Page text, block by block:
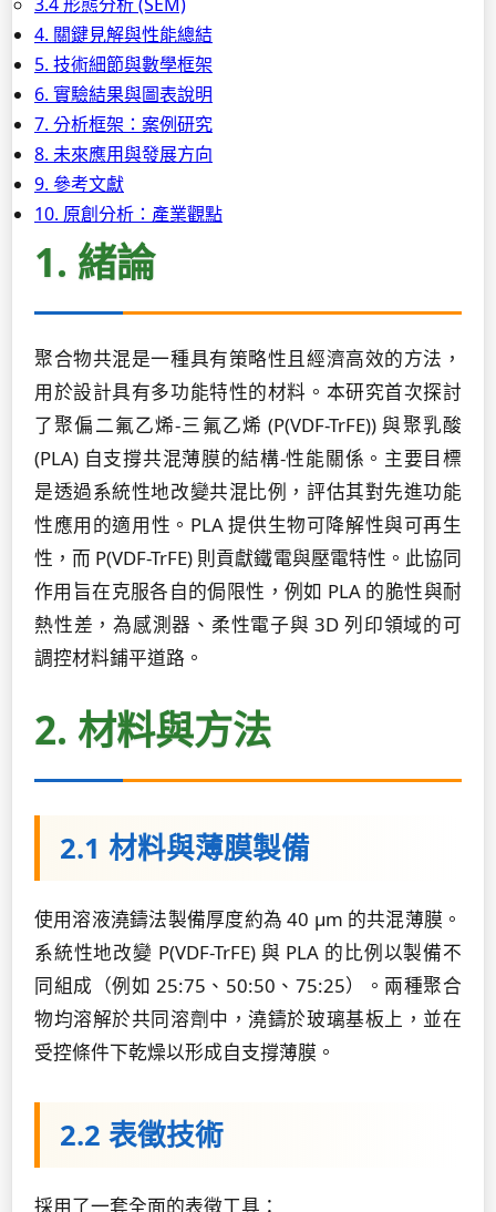
4. 關鍵見解與性能總結
5. 技術細節與數學框架
6. 實驗結果與圖表說明
7. 分析框架：案例研究
8. 未來應用與發展方向
9. 參考文獻
10. 原創分析：產業觀點
1. 緒論
聚合物共混是一種具有策略性且經濟高效的方法，
用於設計具有多功能特性的材料。本研究首次探討
了聚偏二氟乙烯-三氟乙烯 (P(VDF-TrFE)) 與聚乳酸
(PLA) 自支撐共混薄膜的結構-性能關係。主要目標
是透過系統性地改變共混比例，評估其對先進功能
性應用的適用性。PLA 提供生物可降解性與可再生
性，而 P(VDF-TrFE) 則貢獻鐵電與壓電特性。此協同
作用旨在克服各自的侷限性，例如 PLA 的脆性與耐
熱性差，為感測器、柔性電子與 3D 列印領域的可
調控材料鋪平道路。
2. 材料與方法
2.1 材料與薄膜製備
使用溶液澆鑄法製備厚度約為 40 µm 的共混薄膜。
系統性地改變 P(VDF-TrFE) 與 PLA 的比例以製備不
同組成（例如 25:75、50:50、75:25）。兩種聚合
物均溶解於共同溶劑中，澆鑄於玻璃基板上，並在
受控條件下乾燥以形成自支撐薄膜。
2.2 表徵技術
採用了一套全面的表徵工具：